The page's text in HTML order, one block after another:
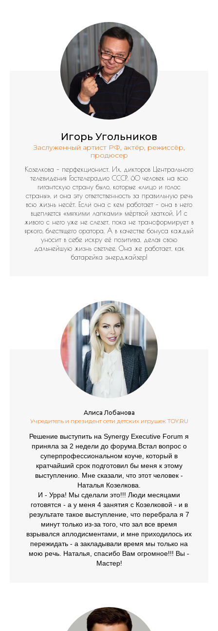
Игорь Угольников
Заслуженный артист РФ, актёр, режиссёр,
продюсер
Козелкова – перфекционист. Их, дикторов Центрального
телевидения Гостелерадио СССР, 60 человек на всю
гигантскую страну было, которые «лицо и голос
страны», и она эту ответственность за правильную речь
всю жизнь несёт. Если она с кем работает – она в него
вцепляется «мягкими лапками» мёртвой хваткой. И с
живого с него уже не слезет, пока не трансформирует в
яркого, блестящего оратора. А в качестве бонуса каждый
уносит в себе искру её позитива, делая свою
дальнейшую жизнь светлее. Она же работает, как
батарейка энерджайзер!
Алиса Лобанова
Учредитель и президент сети детских игрушек TOY.RU
Решение выступить на Synergy Executive Forum я
приняла за 2 недели до форума.Встал вопрос о
суперпрофессиональном коуче, который в
кратчайший срок подготовил бы меня к этому
выступлению. Мне сказали, что этот человек -
Наталья Козелкова.
И - Урра! Мы сделали это!!! Люди месяцами
готовятся - а у меня 4 занятия с Козелковой - и в
результате такое выступление, что перебрала я 7
минут только из-за того, что зал все время
взрывался аплодисментами, и мне приходилось их
пережидать - а закладывали время мы только на
мою речь. Наталья, спасибо Вам огромное!!! Вы -
Мастер!